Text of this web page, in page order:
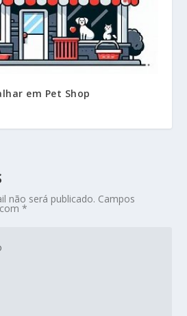
em Pet Shop
não será publicado. Campos
*